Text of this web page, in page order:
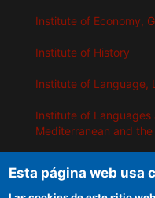
Institute of Economy,
Institute of History
Institute of Language,
Institute of
Mediterranean and
Institute of Public
Esta página web usa